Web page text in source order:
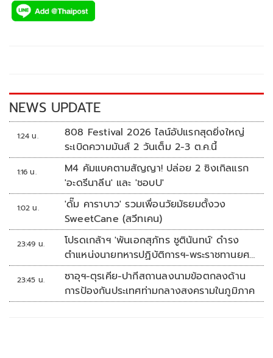
e
k
tt p
k
NEWS UPDATE
1:24 น.
808 Festival 2026 ไลน์อัปแรกสุดยิ่งใหญ่
ระเบิดความมันส์ 2 วันเต็ม 2-3 ต.ค.นี้
1:16 น.
M4 คัมแบคตามสัญญา! ปล่อย 2 ซิงเกิลแรก
'อะดรีนาลีน' และ 'ชอบU'
1:02 น.
'ดั๊ม คาราบาว' รวมเพื่อนวัยมัธยมตั้งวง
SweetCane (สวีทเคน)
23:49 น.
โปรดเกล้าฯ 'พันเอกสุภัทร ชูตินันทน์' ดำรง
ตำแหน่งนายทหารปฏิบัติการฯ-พระราชทานยศ
'พลตรี'
23:45 น.
ซาอุฯ-ตุรเคีย-ปากีสถานลงนามข้อตกลงด้าน
การป้องกันประเทศท่ามกลางสงครามในภูมิภาค